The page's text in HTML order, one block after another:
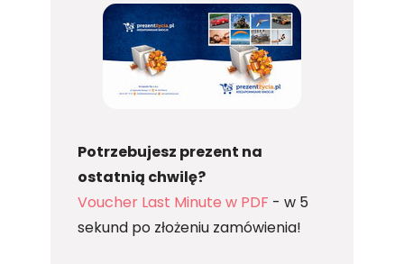
Potrzebujesz prezent na
ostatnią chwilę?
Voucher Last Minute w PDF - w 5
sekund po złożeniu zamówienia!